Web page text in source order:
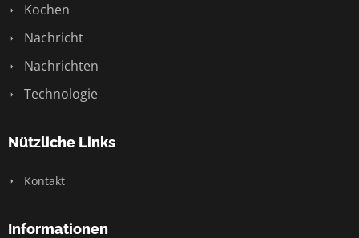
Kochen
Nachricht
Nachrichten
Technologie
Nützliche Links
Kontakt
Informationen